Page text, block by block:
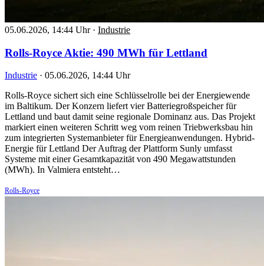
05.06.2026, 14:44 Uhr · Industrie
Rolls-Royce Aktie: 490 MWh für Lettland
Industrie · 05.06.2026, 14:44 Uhr
Rolls-Royce sichert sich eine Schlüsselrolle bei der Energiewende
im Baltikum. Der Konzern liefert vier Batteriegroßspeicher für
Lettland und baut damit seine regionale Dominanz aus. Das Projekt
markiert einen weiteren Schritt weg vom reinen Triebwerksbau hin
zum integrierten Systemanbieter für Energieanwendungen. Hybrid-
Energie für Lettland Der Auftrag der Plattform Sunly umfasst
Systeme mit einer Gesamtkapazität von 490 Megawattstunden
(MWh). In Valmiera entsteht…
Rolls-Royce